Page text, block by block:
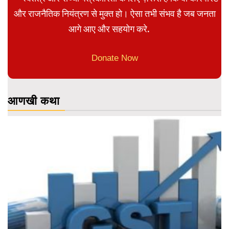
और राजनैतिक नियंत्रण से मुक्त हो। ऐसा तभी संभव है जब जनता
आगे आए और सहयोग करे.
Donate Now
आणखी कथा